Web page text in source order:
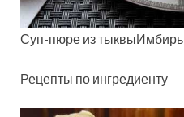
Суп-пюре из тыквыИмбирь
Рецепты по ингредиенту